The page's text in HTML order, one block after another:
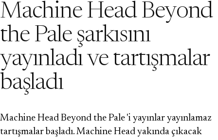
Machine Head Beyond
the Pale şarkısını
yayınladı ve tartışmalar
başladı
Machine Head Beyond the Pale 'i yayınlar yayınlamaz
tartışmalar başladı. Machine Head yakında çıkacak